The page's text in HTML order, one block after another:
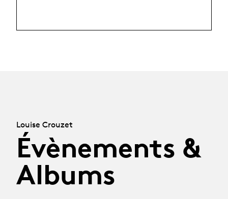
Louise Crouzet
Évènements &
Albums